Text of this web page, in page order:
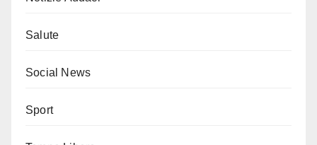
Salute
Social News
Sport